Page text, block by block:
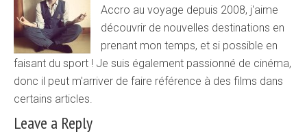
Accro au voyage depuis 2008, j'aime
découvrir de nouvelles destinations en
prenant mon temps, et si possible en
faisant du sport ! Je suis également passionné de cinéma,
donc il peut m'arriver de faire référence à des films dans
certains articles.
Leave a Reply